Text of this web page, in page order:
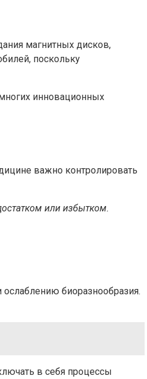
магнитных дисков,
поскольку
инновационных
важно контролировать
или избытком.
биоразнообразия.
в себя процессы